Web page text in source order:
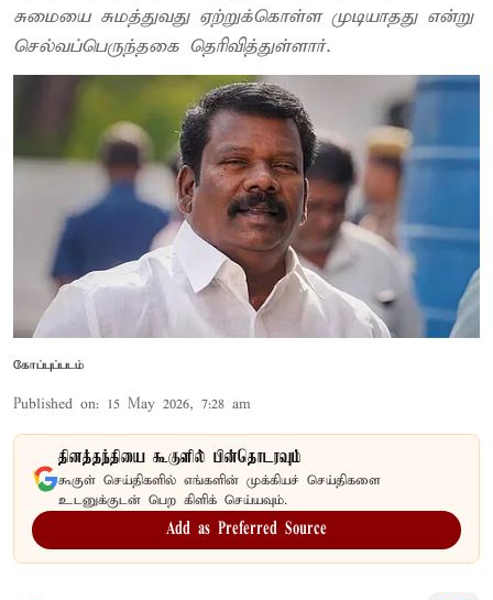
சுமையை சுமத்துவது ஏற்றுக்கொள்ள முடியாதது என்று
செல்வப்பெருந்தகை தெரிவித்துள்ளார்.
கோப்புப்படம்
Published on: 15 May 2026, 7:28 am
தினத்தந்தியை கூகுளில் பின்தொடரவும்
கூகுள் செய்திகளில் எங்களின் முக்கியச் செய்திகளை
உடனுக்குடன் பெற கிளிக் செய்யவும்.
Add as Preferred Source